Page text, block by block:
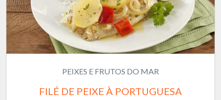
PEIXES E FRUTOS DO MAR
FILÉ DE PEIXE À PORTUGUESA